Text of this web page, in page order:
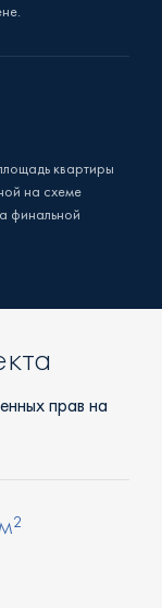
квартиры
на схеме
финальной
прав на